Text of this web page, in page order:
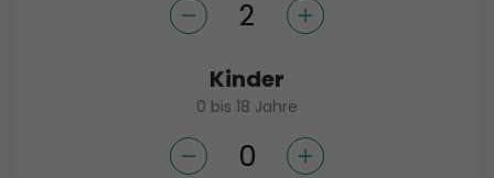
Kinder
0 bis 18 Jahre